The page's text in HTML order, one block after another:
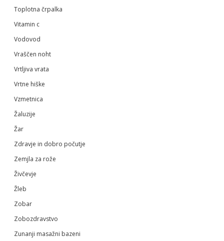
Toplotna črpalka
Vitamin c
Vodovod
Vraščen noht
Vrtljiva vrata
Vrtne hiške
Vzmetnica
Žaluzije
Žar
Zdravje in dobro počutje
Zemjla za rože
Živčevje
Žleb
Zobar
Zobozdravstvo
Zunanji masažni bazeni